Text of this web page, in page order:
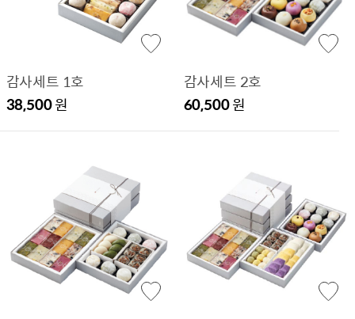
감사세트 1호
38,500원
감사세트 2호
60,500원